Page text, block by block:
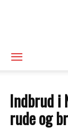
Indbrud i
rude og